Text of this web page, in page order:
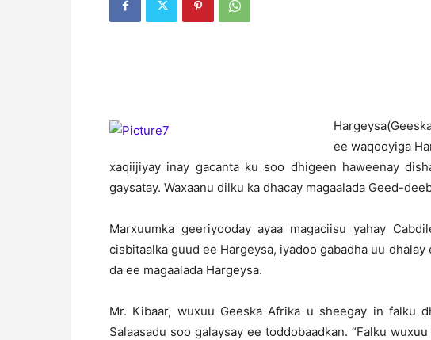
H
ee waqooyiga
xaqiijiyay inay gacanta ku soo dhigeen haweenay
gaysatay. Waxaanu dilku ka dhacay magaalada Geed-
Marxuumka geeriyooday ayaa magaciisu yahay
cisbitaalka guud ee Hargeysa, iyadoo gabadha uu
da ee magaalada Hargeysa.
Mr. Kibaar, wuxuu Geeska Afrika u sheegay in falku
Salaasadu soo galaysay ee toddobaadkan. “Falku